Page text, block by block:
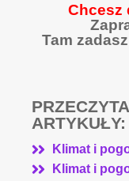
Chcesz
Tam
ARTYKUŁY:
Klimat i
Klimat i